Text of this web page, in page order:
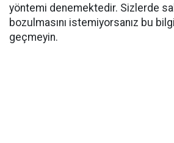
yöntemi denemektedir. Sizlerde
bozulmasını istemiyorsanız bu
geçmeyin.